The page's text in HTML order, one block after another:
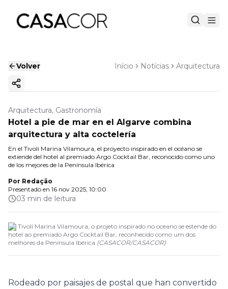
Volver Início Notícias Arquitectura
Copiar enlace
Arquitectura, Gastronomía
Hotel a pie de mar en el Algarve combina
arquitectura y alta coctelería
En el Tivoli Marina Vilamoura, el proyecto inspirado en el océano se
extiende del hotel al premiado Argo Cocktail Bar, reconocido como uno
de los mejores de la Península Ibérica
Por Redação
Presentado en 16 nov 2025, 10:00
03 min de leitura
No Tivoli Marina Vilamoura, o projeto inspirado no oceano se estende do
hotel ao premiado Argo Cocktail Bar, reconhecido como um dos
melhores da Península Ibérica (CASACOR/CASACOR)
Rodeado por paisajes de postal que han convertido